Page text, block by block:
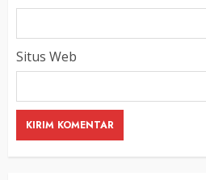
Situs Web